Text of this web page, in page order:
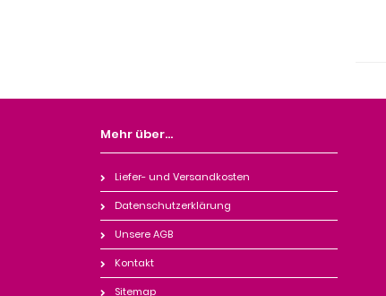
Mehr über...
Liefer- und Versandkosten
Datenschutzerklärung
Unsere AGB
Kontakt
Sitemap